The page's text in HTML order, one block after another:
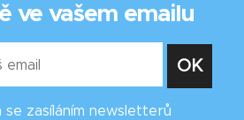
ve vašem emailu
se zasíláním newsletterů